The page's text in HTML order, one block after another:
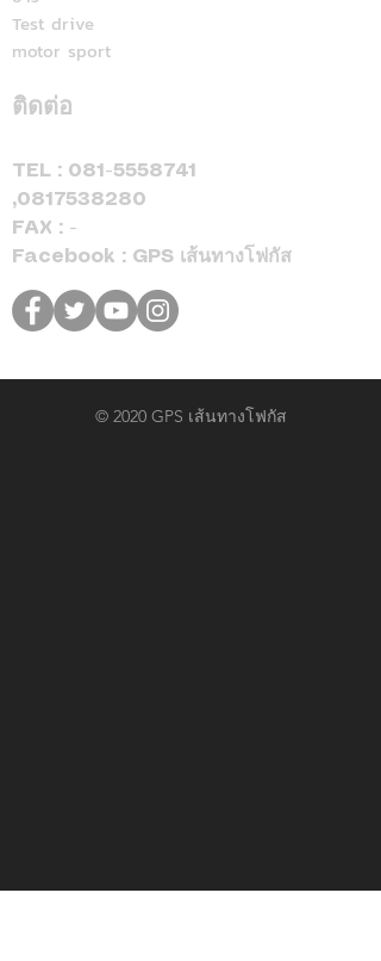
Test drive
motor sport
ติดต่อ
TEL : 081-5558741
,0817538280
FAX : -
Facebook : GPS เส้นทางโฟกัส
© 2020 GPS เส้นทางโฟกัส